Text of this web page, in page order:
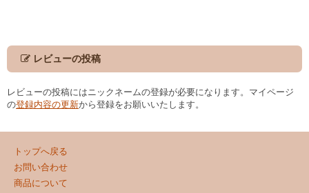
レビューの投稿
レビューの投稿にはニックネームの登録が必要になります。マイページ
の登録内容の更新から登録をお願いいたします。
トップへ戻る
お問い合わせ
商品について